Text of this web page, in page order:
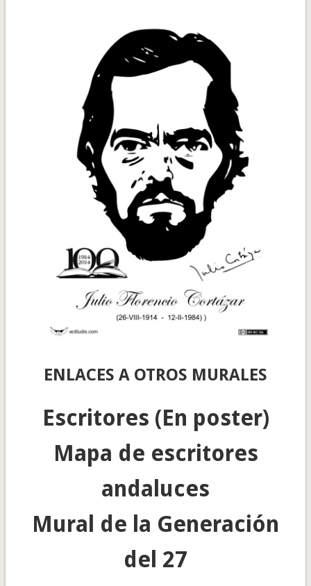
ENLACES A OTROS MURALES
Escritores (En poster)
Mapa de escritores
andaluces
Mural de la Generación
del 27